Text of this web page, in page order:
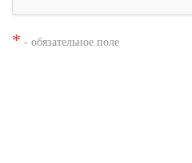
* - обязательное поле